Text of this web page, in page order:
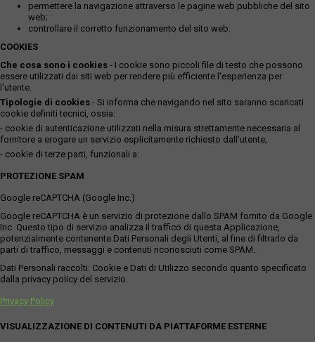
permettere la navigazione attraverso le pagine web pubbliche del sito
web;
controllare il corretto funzionamento del sito web.
COOKIES
Che cosa sono i cookies - I cookie sono piccoli file di testo che possono
essere utilizzati dai siti web per rendere più efficiente l'esperienza per
l'utente.
Tipologie di cookies - Si informa che navigando nel sito saranno scaricati
cookie definiti tecnici, ossia:
- cookie di autenticazione utilizzati nella misura strettamente necessaria al
fornitore a erogare un servizio esplicitamente richiesto dall'utente;
- cookie di terze parti, funzionali a:
PROTEZIONE SPAM
Google reCAPTCHA (Google Inc.)
Google reCAPTCHA è un servizio di protezione dallo SPAM fornito da Google
Inc. Questo tipo di servizio analizza il traffico di questa Applicazione,
potenzialmente contenente Dati Personali degli Utenti, al fine di filtrarlo da
parti di traffico, messaggi e contenuti riconosciuti come SPAM.
Dati Personali raccolti: Cookie e Dati di Utilizzo secondo quanto specificato
dalla privacy policy del servizio.
Privacy Policy
VISUALIZZAZIONE DI CONTENUTI DA PIATTAFORME ESTERNE